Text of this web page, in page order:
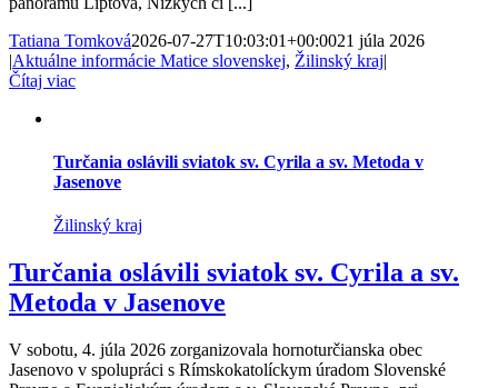
Tatiana Tomková2026-07-27T10:03:01+00:0021 júla 2026
|Aktuálne informácie Matice slovenskej, Žilinský kraj|
Čítaj viac
Turčania oslávili sviatok sv. Cyrila a sv. Metoda v
Jasenove
Žilinský kraj
Turčania oslávili sviatok sv. Cyrila a sv.
Metoda v Jasenove
V sobotu, 4. júla 2026 zorganizovala hornoturčianska obec
Jasenovo v spolupráci s Rímskokatolíckym úradom Slovenské